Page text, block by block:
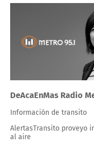
DeAcaEnMas Radio
Información de transito
AlertasTransito proveyo
al aire